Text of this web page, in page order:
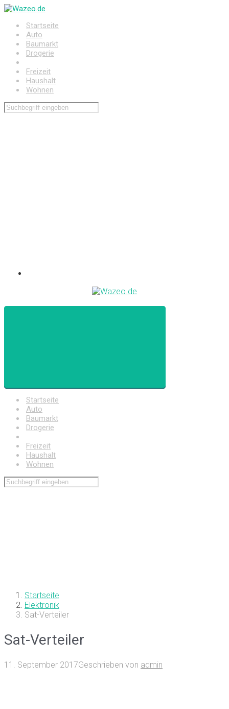
Zum
springenStartseite
Auto
Baumarkt
Drogerie
Freizeit
Haushalt
Wohnen
Startseite
Auto
Baumarkt
Drogerie
Freizeit
Haushalt
Wohnen
Startseite
Elektronik
Sat-Verteiler
Sat-Verteiler
11. September 2017Geschrieben von admin